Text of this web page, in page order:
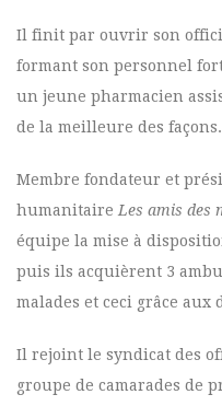
Il finit par ouvrir son
formant son personnel
un jeune pharmacien
de la meilleure des façons.
Membre fondateur et
humanitaire Les amis des
équipe la mise à
puis ils acquièrent 3
malades et ceci grâce
Il rejoint le syndicat des
groupe de camarades de